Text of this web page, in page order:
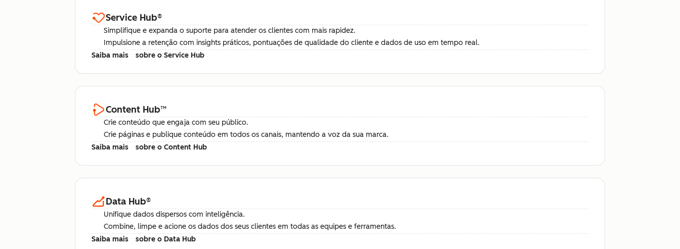
Service Hub®
Simplifique e expanda o suporte para atender os clientes com mais rapidez.
Impulsione a retenção com insights práticos, pontuações de qualidade do cliente e dados de uso em tempo real.
Saiba mais
sobre o Service Hub
Content Hub™
Crie conteúdo que engaja com seu público.
Crie páginas e publique conteúdo em todos os canais, mantendo a voz da sua marca.
Saiba mais
sobre o Content Hub
Data Hub®
Unifique dados dispersos com inteligência.
Combine, limpe e acione os dados dos seus clientes em todas as equipes e ferramentas.
Saiba mais
sobre o Data Hub